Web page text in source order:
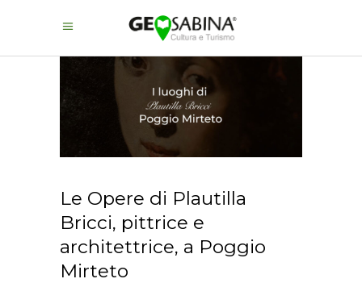
Le Opere di Plautilla
Bricci, pittrice e
architettrice, a Poggio
Mirteto